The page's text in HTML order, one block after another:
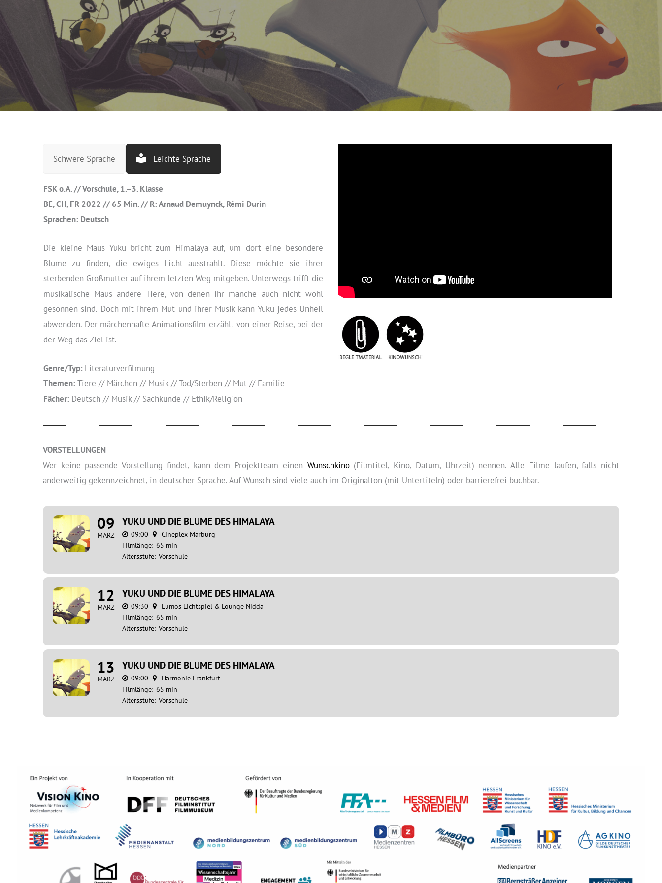
Schwere Sprache Leichte Sprache
FSK o.A. // Vorschule, 1.–3. Klasse
BE, CH, FR 2022 // 65 Min. // R: Arnaud Demuynck, Rémi Durin
Sprachen: Deutsch
Die kleine Maus Yuku bricht zum Himalaya auf, um dort eine besondere
Blume zu finden, die ewiges Licht ausstrahlt. Diese möchte sie ihrer
sterbenden Großmutter auf ihrem letzten Weg mitgeben. Unterwegs trifft die
musikalische Maus andere Tiere, von denen ihr manche auch nicht wohl
gesonnen sind. Doch mit ihrem Mut und ihrer Musik kann Yuku jedes Unheil
abwenden. Der märchenhafte Animationsfilm erzählt von einer Reise, bei der
der Weg das Ziel ist.
Genre/Typ: Literaturverfilmung
Themen: Tiere // Märchen // Musik // Tod/Sterben // Mut // Familie
Fächer: Deutsch // Musik // Sachkunde // Ethik/Religion
VORSTELLUNGEN
Wer keine passende Vorstellung findet, kann dem Projektteam einen Wunschkino(Filmtitel, Kino, Datum, Uhrzeit) nennen. Alle Filme laufen, falls nicht
anderweitig gekennzeichnet, in deutscher Sprache. Auf Wunsch sind viele auch im Originalton (mit Untertiteln) oder barrierefrei buchbar.
09
MÄRZ
YUKU UND DIE BLUME DES HIMALAYA
09:00
Cineplex Marburg
Filmlänge: 65 min
Altersstufe: Vorschule
12
MÄRZ
YUKU UND DIE BLUME DES HIMALAYA
09:30
Lumos Lichtspiel & Lounge Nidda
Filmlänge: 65 min
Altersstufe: Vorschule
13
MÄRZ
YUKU UND DIE BLUME DES HIMALAYA
09:00
Harmonie Frankfurt
Filmlänge: 65 min
Altersstufe: Vorschule